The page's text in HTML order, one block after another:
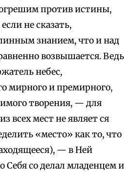
против истины,
не сказать,
знанием, что и над
возвышается. Ведь
небес,
мирного и премирного,
творения, — для
всех мест не являет ся
«место» как то, что
— в Ней
Себя со делал младенцем и